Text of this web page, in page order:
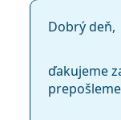
Dobrý deň,
ďakujeme